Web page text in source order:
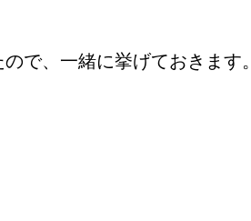
で、一緒に挙げておきます。